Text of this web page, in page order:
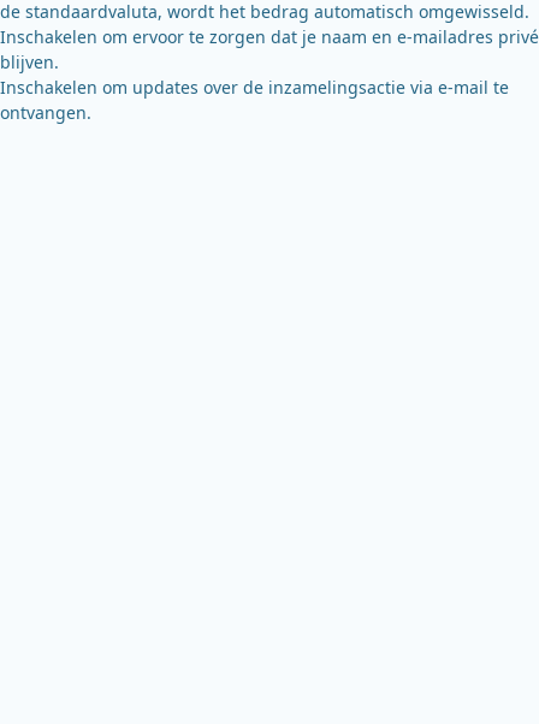
de standaardvaluta, wordt het bedrag automatisch omgewisseld.
Inschakelen om ervoor te zorgen dat je naam en e-mailadres privé
blijven.
Inschakelen om updates over de inzamelingsactie via e-mail te
ontvangen.